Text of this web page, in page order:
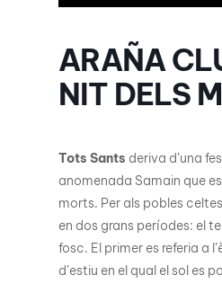
ARAÑA
NIT DELS
Tots Sants deriva d’una
anomenada Samain que
morts. Per als pobles
en dos grans períodes: el
fosc. El primer es referia a
d’estiu en el qual el sol es